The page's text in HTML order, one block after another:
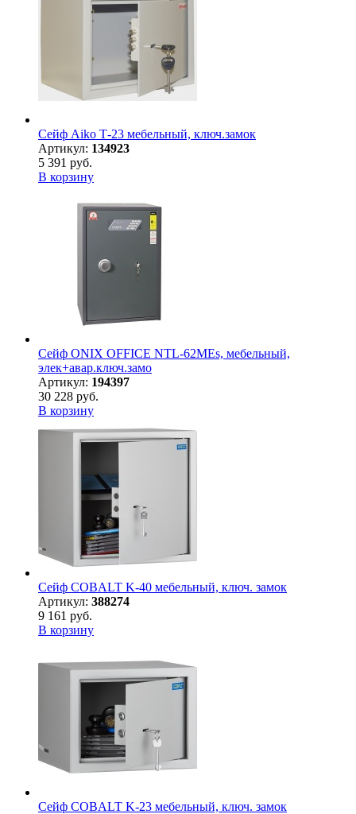
Сейф Aiko Т-23 мебельный, ключ.замок
Артикул: 134923
5 391 руб.
В корзину
Сейф ONIX OFFICE NTL-62МЕs, мебельный,
элек+авар.ключ.замо
Артикул: 194397
30 228 руб.
В корзину
Сейф COBALT K-40 мебельный, ключ. замок
Артикул: 388274
9 161 руб.
В корзину
Сейф COBALT K-23 мебельный, ключ. замок